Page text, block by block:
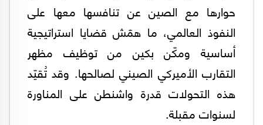
حوارها مع الصين عن تنافسها معها على
النفوذ العالمي، ما همّش قضايا استراتيجية
أساسية ومكّن بكين من توظيف مظهر
التقارب الأميركي الصيني لصالحها. وقد تُقيّد
هذه التحولات قدرة واشنطن على المناورة
لسنوات مقبلة.